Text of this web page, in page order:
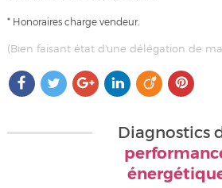
* Honoraires charge vendeur.
(Bien faisant état d'une délégation de
Diagnostics